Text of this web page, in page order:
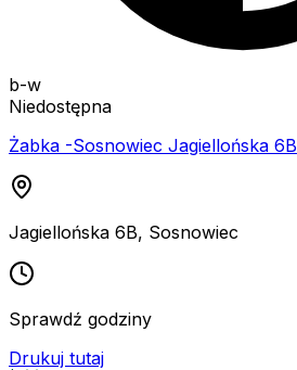
b-w
Niedostępna
Żabka -Sosnowiec Jagiellońska 6B
Jagiellońska 6B, Sosnowiec
Sprawdź godziny
Drukuj tutaj